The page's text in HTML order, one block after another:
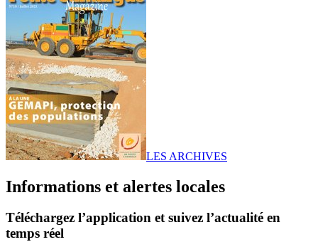
LES ARCHIVES
Informations et alertes locales
Téléchargez l’application et suivez l’actualité en
temps réel